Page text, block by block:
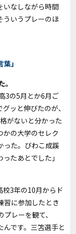
いなしながら時間
ういうプレーのほ
」
3の5月とか6月ご
ッと伸びたのが、
がないと分かった
かの大学のセレク
った。びわこ成蹊
たあとでした」
校3年の10月からド
習に参加したとき
レーを観て、
んです。三笘選手と